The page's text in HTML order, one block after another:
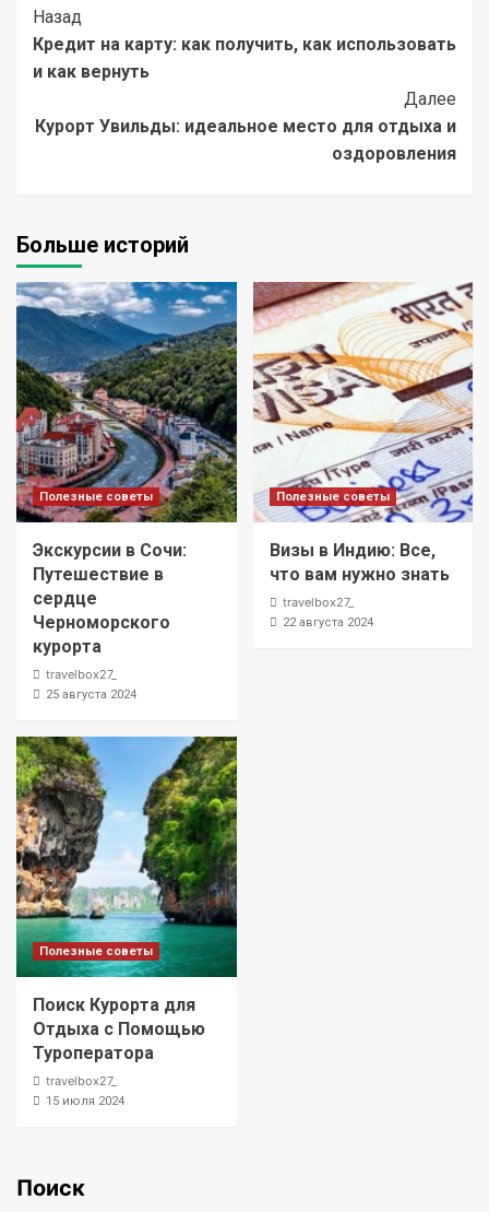
Post
Navigation
Назад
Кредит на карту: как получить, как использовать
и как вернуть
Далее
Курорт Увильды: идеальное место для отдыха и
оздоровления
Больше историй
Полезные советы
Экскурсии в Сочи:
Путешествие в
сердце
Черноморского
курорта
travelbox27_
25 августа 2024
Полезные советы
Визы в Индию: Все,
что вам нужно знать
travelbox27_
22 августа 2024
Полезные советы
Поиск Курорта для
Отдыха с Помощью
Туроператора
travelbox27_
15 июля 2024
Поиск